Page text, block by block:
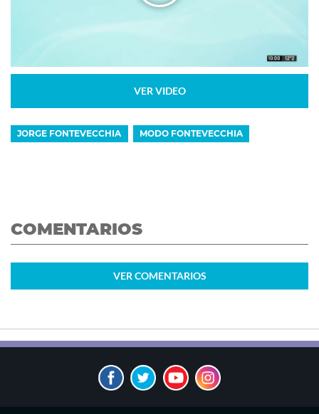
VER VIDEO
JORGE FONTEVECCHIA MODO FONTEVECCHIA
COMENTARIOS
VERCOMENTARIOS